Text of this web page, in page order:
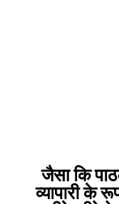
जैसा कि
व्यापारी के